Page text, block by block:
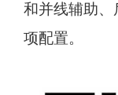
和并线辅助、
项配置。